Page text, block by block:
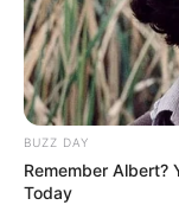
ΟΛΑ ΜΟΥ ΤΑ
ΤΕΛΕΓΚΡΑΜ…..
ΜΟΥ ΕΚΕΙ, “
ΠΑΤΗΣΕΤΕ ΤΟ
https://t.me/
BUZZ DAY
Remember Albert?
Today